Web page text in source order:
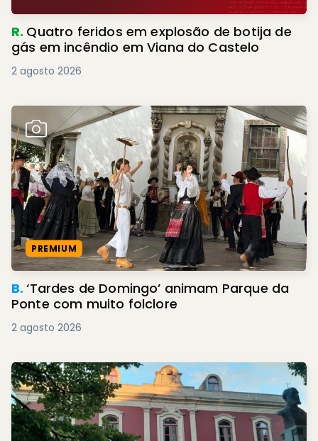
R. Quatro feridos em explosão de botija de
gás em incêndio em Viana do Castelo
2 agosto 2026
PREMIUM
B.‘Tardes de Domingo’ animam Parque da
Ponte com muito folclore
2 agosto 2026